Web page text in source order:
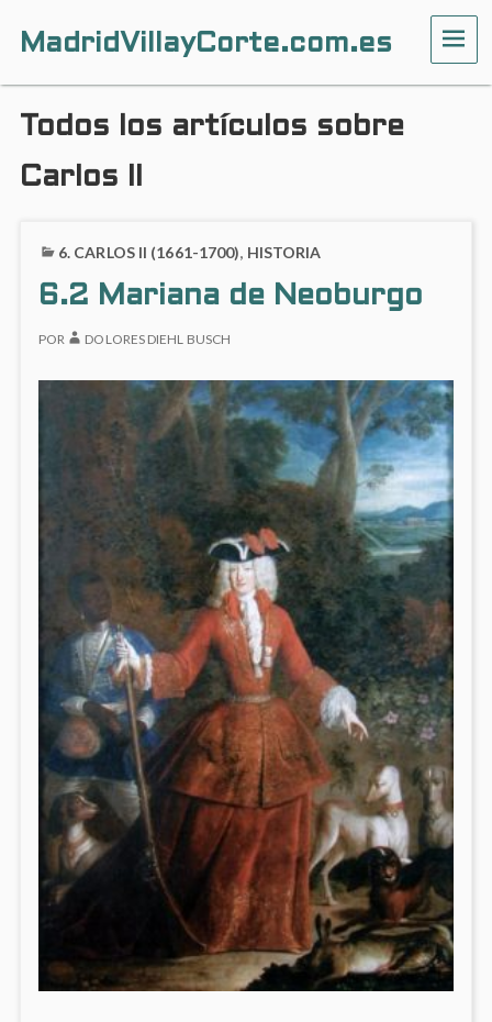
MadridVillayCorte.com.es
Todos los artículos sobre
Carlos II
6. CARLOS II (1661-1700), HISTORIA
6.2 Mariana de Neoburgo
POR DOLORES DIEHL BUSCH